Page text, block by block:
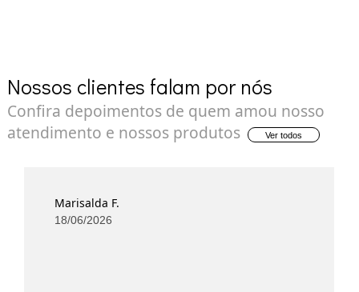
Nossos clientes falam por nós
Confira depoimentos de quem amou nosso
atendimento e nossos produtos
Ver todos
Marisalda F.
18/06/2026